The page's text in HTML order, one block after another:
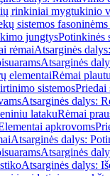
rinkiniai mygtukinio
sistemos
jungtysPotinkinės
rėmaiAtsarginės
Atsarginės
elementaiRėmai
sistemosPriedai
Atsarginės dalys:
latakuRėmai
apkrovoms
Atsarginės dalys:
Atsarginės
Atsarginės dalys: